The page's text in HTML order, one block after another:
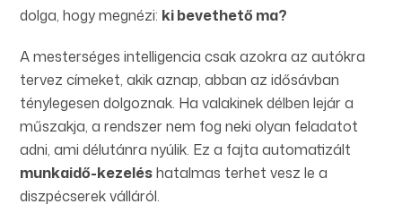
dolga, hogy megnézi: ki bevethető ma?
A mesterséges intelligencia csak azokra az autókra
tervez címeket, akik aznap, abban az idősávban
ténylegesen dolgoznak. Ha valakinek délben lejár a
műszakja, a rendszer nem fog neki olyan feladatot
adni, ami délutánra nyúlik. Ez a fajta automatizált
munkaidő-kezeléshatalmas terhet vesz le a
diszpécserek válláról.